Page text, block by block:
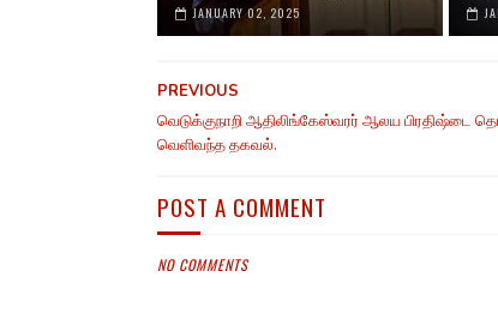
JANUARY 02, 2025
PREVIOUS
வெடுக்குநாறி ஆதிலிங்கேஸ்வரர் ஆலய பிரதிஷ்டை
வெளிவந்த தகவல்.
POST A COMMENT
NO COMMENTS